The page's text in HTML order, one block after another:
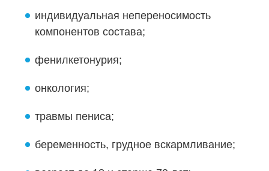
индивидуальная непереносимость
компонентов состава;
фенилкетонурия;
онкология;
травмы пениса;
беременность, грудное вскармливание;